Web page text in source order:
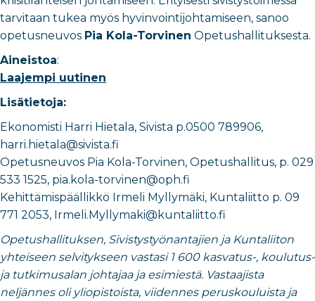
tarvitaan tukea myös hyvinvointijohtamiseen, sanoo
opetusneuvos Pia Kola-Torvinen Opetushallituksesta.
Aineistoa:
Laajempi uutinen
Lisätietoja:
Ekonomisti Harri Hietala, Sivista p.0500 789906,
harri.hietala@sivista.fi
Opetusneuvos Pia Kola-Torvinen, Opetushallitus, p. 029
533 1525, pia.kola-torvinen@oph.fi
Kehittämispäällikkö Irmeli Myllymäki, Kuntaliitto p. 09
771 2053, Irmeli.Myllymaki@kuntaliitto.fi
Opetushallituksen, Sivistystyönantajien ja Kuntaliiton
yhteiseen selvitykseen vastasi 1 600 kasvatus-, koulutus-
ja tutkimusalan johtajaa ja esimiestä. Vastaajista
neljännes oli yliopistoista, viidennes peruskouluista ja